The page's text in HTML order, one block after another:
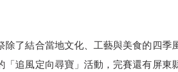
除了結合當地文化、工藝與美食的四季
「追風定向尋寶」活動，完賽還有屏東